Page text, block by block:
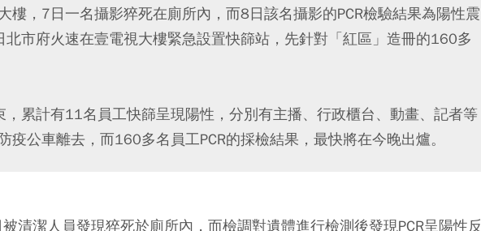
樓，7日一名攝影猝死在廁所內，而8日該名攝影的PCR檢驗結果為陽性震
市府火速在壹電視大樓緊急設置快篩站，先針對「紅區」造冊的160多
，累計有11名員工快篩呈現陽性，分別有主播、行政櫃台、動畫、記者等
疫公車離去，而160多名員工PCR的採檢結果，最快將在今晚出爐。
清潔人員發現猝死於廁所內，而檢調對遺體進行檢測後發現PCR呈陽性反